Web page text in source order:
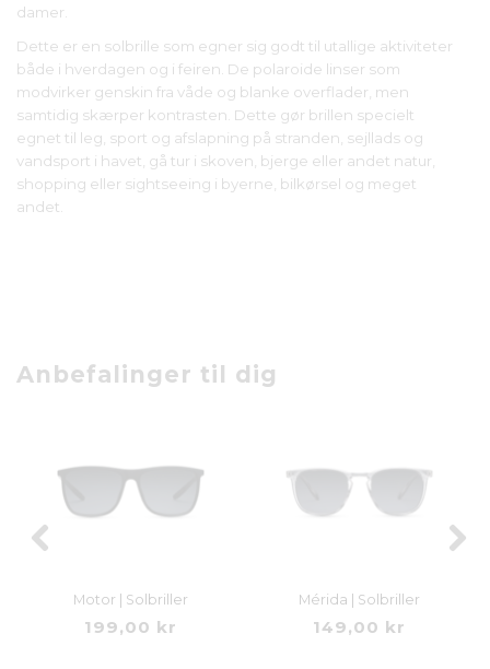
damer.
Dette er en solbrille som egner sig godt til utallige aktiviteter
både i hverdagen og i feiren. De polaroide linser som
modvirker genskin fra våde og blanke overflader, men
samtidig skærper kontrasten. Dette gør brillen specielt
egnet til leg, sport og afslapning på stranden, sejllads og
vandsport i havet, gå tur i skoven, bjerge eller andet natur,
shopping eller sightseeing i byerne, bilkørsel og meget
andet.
Anbefalinger til dig
Motor | Solbriller
199,00 kr
Mérida | Solbriller
149,00 kr